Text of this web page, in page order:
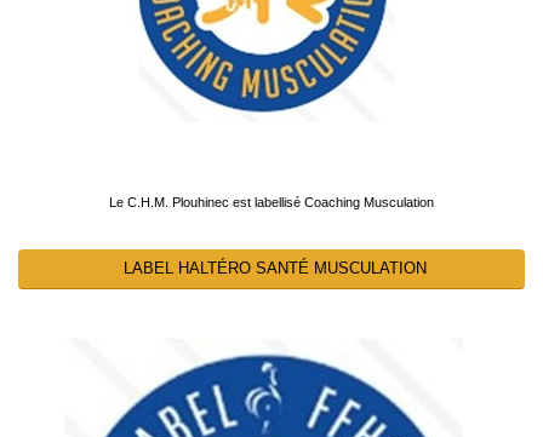
Le C.H.M. Plouhinec est labellisé Coaching Musculation
LABEL HALTÉRO SANTÉ MUSCULATION